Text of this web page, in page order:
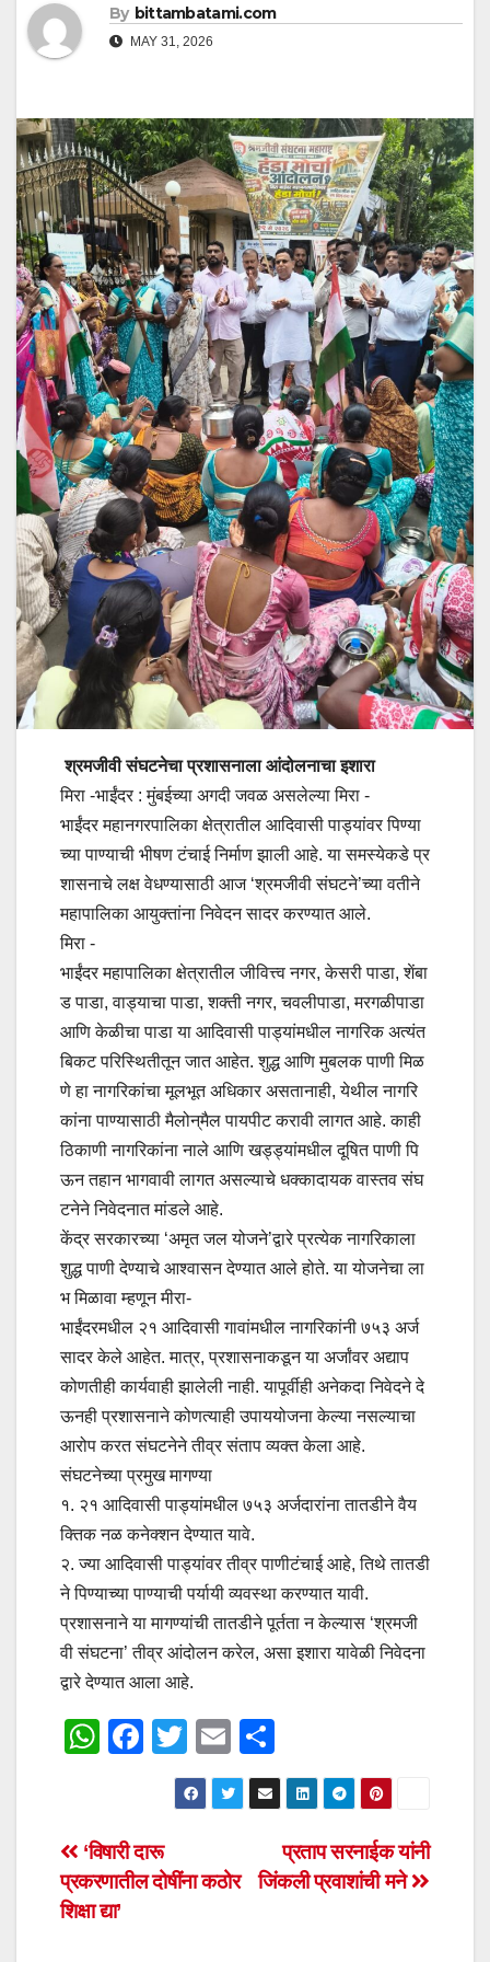
By bittambatami.com
MAY 31, 2026
श्रमजीवी संघटनेचा प्रशासनाला आंदोलनाचा इशारा
मिरा -भाईंदर : मुंबईच्या अगदी जवळ असलेल्या मिरा -
भाईंदर महानगरपालिका क्षेत्रातील आदिवासी पाड्यांवर पिण्या
च्या पाण्याची भीषण टंचाई निर्माण झाली आहे. या समस्येकडे प्र
शासनाचे लक्ष वेधण्यासाठी आज ‘श्रमजीवी संघटने’च्या वतीने
महापालिका आयुक्तांना निवेदन सादर करण्यात आले.
मिरा -
भाईंदर महापालिका क्षेत्रातील जीवित्त्व नगर, केसरी पाडा, शेंबा
ड पाडा, वाड्याचा पाडा, शक्ती नगर, चवलीपाडा, मरगळीपाडा
आणि केळीचा पाडा या आदिवासी पाड्यांमधील नागरिक अत्यंत
बिकट परिस्थितीतून जात आहेत. शुद्ध आणि मुबलक पाणी मिळ
णे हा नागरिकांचा मूलभूत अधिकार असतानाही, येथील नागरि
कांना पाण्यासाठी मैलोन्‌मैल पायपीट करावी लागत आहे. काही
ठिकाणी नागरिकांना नाले आणि खड्ड्यांमधील दूषित पाणी पि
ऊन तहान भागवावी लागत असल्याचे धक्कादायक वास्तव संघ
टनेने निवेदनात मांडले आहे.
केंद्र सरकारच्या ‘अमृत जल योजने’द्वारे प्रत्येक नागरिकाला
शुद्ध पाणी देण्याचे आश्वासन देण्यात आले होते. या योजनेचा ला
भ मिळावा म्हणून मीरा-
भाईंदरमधील २१ आदिवासी गावांमधील नागरिकांनी ७५३ अर्ज
सादर केले आहेत. मात्र, प्रशासनाकडून या अर्जांवर अद्याप
कोणतीही कार्यवाही झालेली नाही. यापूर्वीही अनेकदा निवेदने दे
ऊनही प्रशासनाने कोणत्याही उपाययोजना केल्या नसल्याचा
आरोप करत संघटनेने तीव्र संताप व्यक्त केला आहे.
संघटनेच्या प्रमुख मागण्या
१. २१ आदिवासी पाड्यांमधील ७५३ अर्जदारांना तातडीने वैय
क्तिक नळ कनेक्शन देण्यात यावे.
२. ज्या आदिवासी पाड्यांवर तीव्र पाणीटंचाई आहे, तिथे तातडी
ने पिण्याच्या पाण्याची पर्यायी व्यवस्था करण्यात यावी.
प्रशासनाने या मागण्यांची तातडीने पूर्तता न केल्यास ‘श्रमजी
वी संघटना’ तीव्र आंदोलन करेल, असा इशारा यावेळी निवेदना
द्वारे देण्यात आला आहे.
W
s
A
p
F
e
b
T
wi
tt
E
m
ail
h
ar
e
Post
navigation
प्रताप सरनाईक यांनी
जिंकली प्रवाशांची मने
‘विषारी दारू
प्रकरणातील दोषींना कठोर
शिक्षा द्या’